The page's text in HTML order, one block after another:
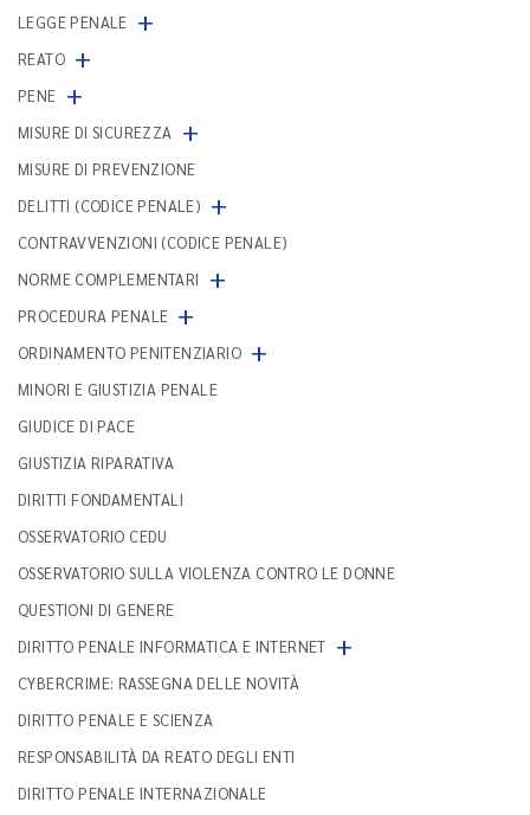
LEGGE PENALE +
REATO +
PENE +
MISURE DI SICUREZZA +
MISURE DI PREVENZIONE
DELITTI (CODICE PENALE) +
CONTRAVVENZIONI (CODICE PENALE)
NORME COMPLEMENTARI
+
PROCEDURA PENALE +
ORDINAMENTO PENITENZIARIO +
MINORI E GIUSTIZIA PENALE
GIUDICE DI PACE
GIUSTIZIA RIPARATIVA
DIRITTI FONDAMENTALI
OSSERVATORIO CEDU
OSSERVATORIO SULLA VIOLENZA CONTRO LE DONNE
QUESTIONI DI GENERE
DIRITTO PENALE INFORMATICA E INTERNET +
CYBERCRIME: RASSEGNA DELLE NOVITÀ
DIRITTO PENALE E SCIENZA
RESPONSABILITÀ DA REATO DEGLI ENTI
DIRITTO PENALE INTERNAZIONALE